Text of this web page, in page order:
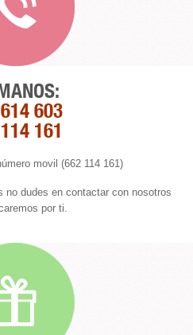
603
161
movil (662 114 161)
no dudes en contactar con nosotros
por ti.